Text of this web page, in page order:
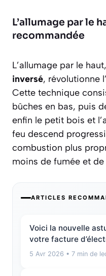
L’allumage par le
recommandée
L’allumage par le
inversé, révolutionne
Cette technique
bûches en bas, puis
enfin le petit bois et
feu descend
combustion plus
moins de fumée et de
ARTICLES
Voici la nouvelle
votre facture
5 Avr 2026 • 7 min de